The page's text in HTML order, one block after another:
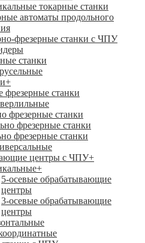
токарные станки
автоматы продольного
фрезерные станки с ЧПУ
станки
+
фрезерные станки
фрезерные станки
фрезерные станки
фрезерные станки
центры с ЧПУ+
+
5-осевые обрабатывающие
центры
3-осевые обрабатывающие
центры